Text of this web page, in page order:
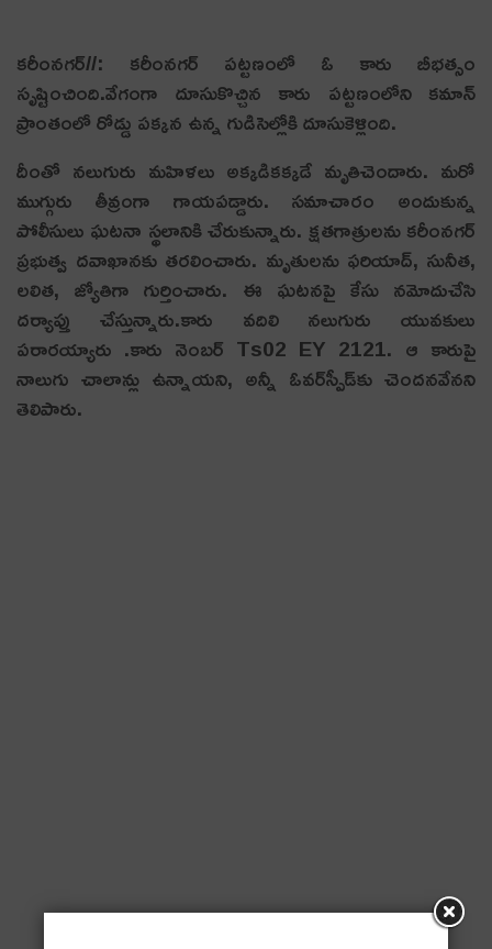
కరీంనగర్‌//: కరీంనగర్‌ పట్టణంలో ఓ కారు బీభత్సం
సృష్టించింది.వేగంగా దూసుకొచ్చిన కారు పట్టణంలోని కమాన్‌
ప్రాంతంలో రోడ్డు పక్కన ఉన్న గుడిసెల్లోకి దూసుకెళ్లింది.
దీంతో నలుగురు మహిళలు అక్కడికక్కడే మృతిచెందారు. మరో
ముగ్గురు తీవ్రంగా గాయపడ్డారు. సమాచారం అందుకున్న
పోలీసులు ఘటనా స్థలానికి చేరుకున్నారు. క్షతగాత్రులను కరీంనగర్‌
ప్రభుత్వ దవాఖానకు తరలించారు. మృతులను ఫరియాద్‌, సునీత,
లలిత, జ్యోతిగా గుర్తించారు. ఈ ఘటనపై కేసు నమోదుచేసి
దర్యాప్తు చేస్తున్నారు.కారు వదిలి నలుగురు యువకులు
పరారయ్యారు .కారు నెంబర్ Ts02 EY 2121. ఆ కారుపై
నాలుగు చాలాన్లు ఉన్నాయని, అన్నీ ఓవర్‌స్పీడ్‌కు చెందనవేనని
తెలిపారు.